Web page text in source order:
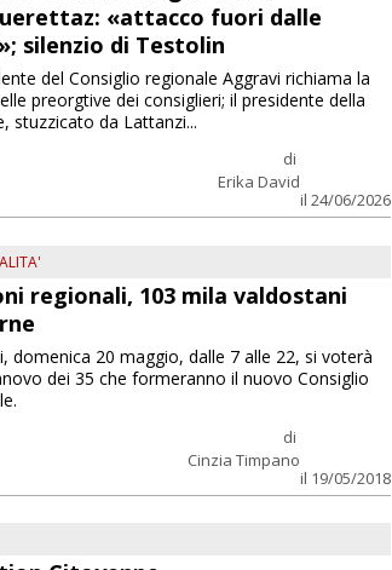
«attacco fuori dalle
silenzio di Testolin
di
Erika David
il 24/06/2026
del Consiglio regionale Aggravi richiama la
preorgtive dei consiglieri; il presidente della
stuzzicato da Lattanzi...
regionali, 103 mila valdostani
di
Cinzia Timpano
il 19/05/2018
domenica 20 maggio, dalle 7 alle 22, si voterà
dei 35 che formeranno il nuovo Consiglio